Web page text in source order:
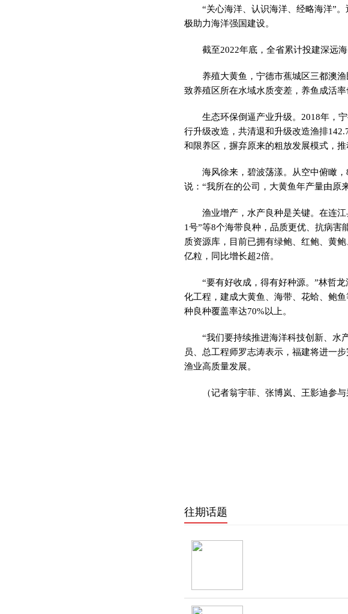
“关心海洋、认识海洋、经略海洋”
极助力海洋强国建设。
截至2022年底，全省累计投建深远
养殖大黄鱼，宁德市蕉城区三都澳
致养殖区所在水域水质变差，养鱼成活
生态环保倒逼产业升级。2018年，
行升级改造，共清退和升级改造渔排
和限养区，摒弃原来的粗放发展模式，推
海风徐来，碧波荡漾。从空中俯瞰
说：“我所在的公司，大黄鱼年产量由原
渔业增产，水产良种是关键。在连
1号”等8个海带良种，品质更优、抗病害
质资源库，目前已拥有绿鲍、红鲍、黄
亿粒，同比增长超2倍。
“要有好收成，得有好种源。”林哲
化工程，建成大黄鱼、海带、花蛤、鲍
种良种覆盖率达70%以上。
“我们要持续推进海洋科技创新、水
员、总工程师罗志涛表示，福建将进一
渔业高质量发展。
（记者翁宇菲、张博岚、王影迪参与
往期话题